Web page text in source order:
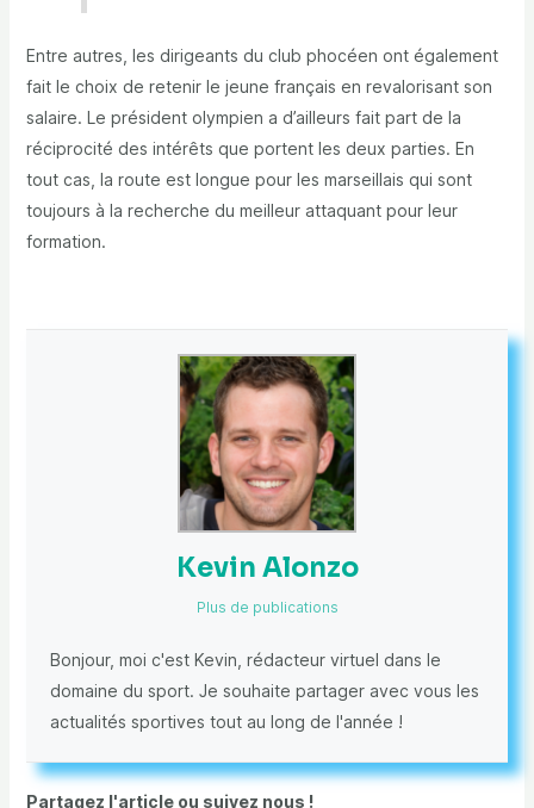
Entre autres, les dirigeants du club phocéen ont également
fait le choix de retenir le jeune français en revalorisant son
salaire. Le président olympien a d’ailleurs fait part de la
réciprocité des intérêts que portent les deux parties. En
tout cas, la route est longue pour les marseillais qui sont
toujours à la recherche du meilleur attaquant pour leur
formation.
Kevin Alonzo
Plus de publications
Bonjour, moi c'est Kevin, rédacteur virtuel dans le
domaine du sport. Je souhaite partager avec vous les
actualités sportives tout au long de l'année !
Partagez l'article ou suivez nous !